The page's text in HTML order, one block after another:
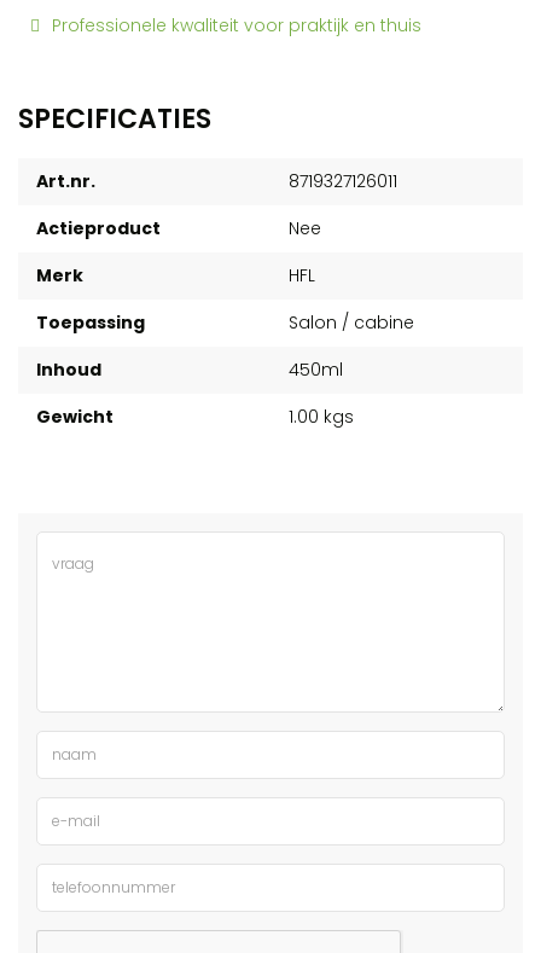
Professionele kwaliteit voor praktijk en thuis
SPECIFICATIES
Art.nr.
8719327126011
Actieproduct
Nee
Merk
HFL
Toepassing
Salon / cabine
Inhoud
450ml
Gewicht
1.00 kgs